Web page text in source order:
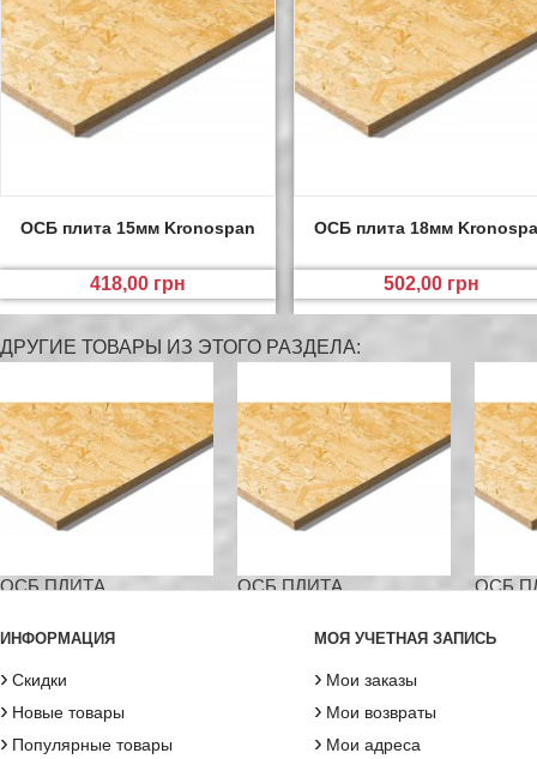
ОСБ плита 15мм Kronospan
418,00 грн
ОСБ плита 18мм
502,00 грн
ДРУГИЕ ТОВАРЫ ИЗ ЭТОГО РАЗДЕЛА:
ОСБ ПЛИТА... ОСБ ПЛИТА... ОСБ
ИНФОРМАЦИЯ
› Скидки
› Новые товары
› Популярные товары
МОЯ УЧЕТНАЯ ЗАПИСЬ
› Мои заказы
› Мои возвраты
› Мои адреса